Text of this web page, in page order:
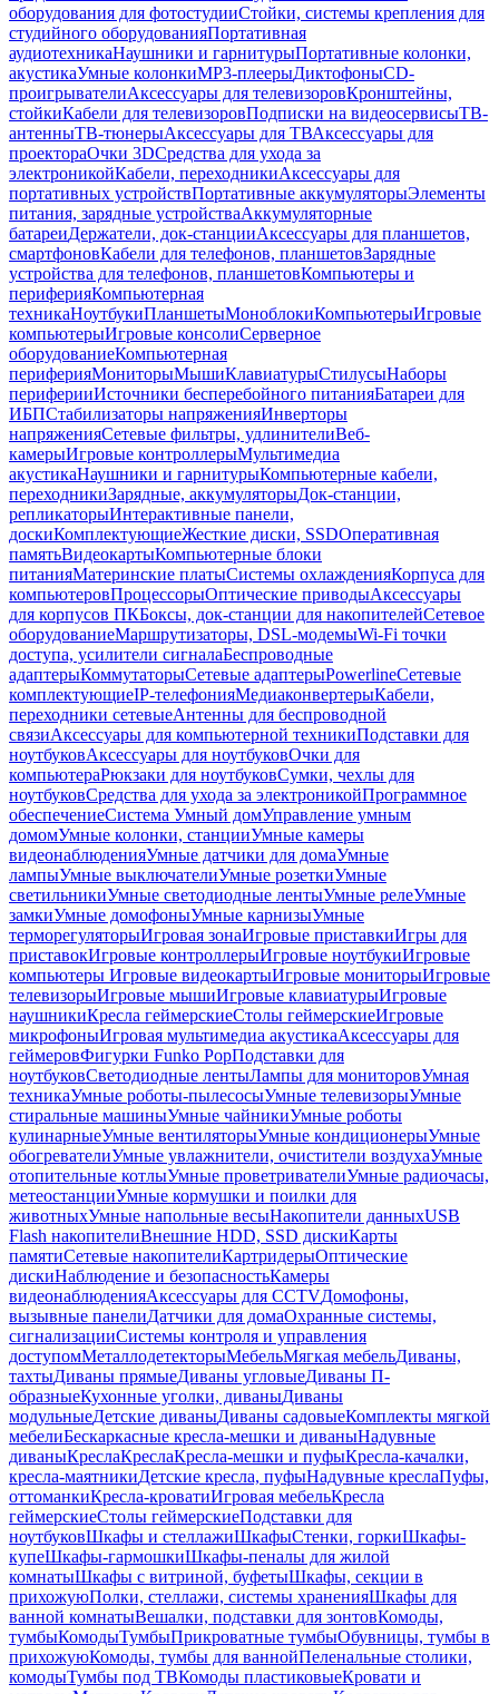
оборудования для фотостудииСтойки, системы крепления для
студийного оборудованияПортативная
аудиотехникаНаушники и гарнитурыПортативные колонки,
акустикаУмные колонкиMP3-плеерыДиктофоныCD-
проигрывателиАксессуары для телевизоровКронштейны,
стойкиКабели для телевизоровПодписки на видеосервисыТВ-
антенныТВ-тюнерыАксессуары для ТВАксессуары для
проектораОчки 3DСредства для ухода за
электроникойКабели, переходникиАксессуары для
портативных устройствПортативные аккумуляторыЭлементы
питания, зарядные устройстваАккумуляторные
батареиДержатели, док-станцииАксессуары для планшетов,
смартфоновКабели для телефонов, планшетовЗарядные
устройства для телефонов, планшетовКомпьютеры и
периферияКомпьютерная
техникаНоутбукиПланшетыМоноблокиКомпьютерыИгровые
компьютерыИгровые консолиСерверное
оборудованиеКомпьютерная
периферияМониторыМышиКлавиатурыСтилусыНаборы
периферииИсточники бесперебойного питанияБатареи для
ИБПСтабилизаторы напряженияИнверторы
напряженияСетевые фильтры, удлинителиВеб-
камерыИгровые контроллерыМультимедиа
акустикаНаушники и гарнитурыКомпьютерные кабели,
переходникиЗарядные, аккумуляторыДок-станции,
репликаторыИнтерактивные панели,
доскиКомплектующиеЖесткие диски, SSDОперативная
памятьВидеокартыКомпьютерные блоки
питанияМатеринские платыСистемы охлажденияКорпуса для
компьютеровПроцессорыОптические приводыАксессуары
для корпусов ПКБоксы, док-станции для накопителейСетевое
оборудованиеМаршрутизаторы, DSL-модемыWi-Fi точки
доступа, усилители сигналаБеспроводные
адаптерыКоммутаторыСетевые адаптерыPowerlineСетевые
комплектующиеIP-телефонияМедиаконвертерыКабели,
переходники сетевыеАнтенны для беспроводной
связиАксессуары для компьютерной техникиПодставки для
ноутбуковАксессуары для ноутбуковОчки для
компьютераРюкзаки для ноутбуковСумки, чехлы для
ноутбуковСредства для ухода за электроникойПрограммное
обеспечениеСистема Умный домУправление умным
домомУмные колонки, станцииУмные камеры
видеонаблюденияУмные датчики для домаУмные
лампыУмные выключателиУмные розеткиУмные
светильникиУмные светодиодные лентыУмные релеУмные
замкиУмные домофоныУмные карнизыУмные
терморегуляторыИгровая зонаИгровые приставкиИгры для
приставокИгровые контроллерыИгровые ноутбукиИгровые
компьютеры Игровые видеокартыИгровые мониторыИгровые
телевизорыИгровые мышиИгровые клавиатурыИгровые
наушникиКресла геймерскиеСтолы геймерскиеИгровые
микрофоныИгровая мультимедиа акустикаАксессуары для
геймеровФигурки Funko PopПодставки для
ноутбуковСветодиодные лентыЛампы для мониторовУмная
техникаУмные роботы-пылесосыУмные телевизорыУмные
стиральные машиныУмные чайникиУмные роботы
кулинарныеУмные вентиляторыУмные кондиционерыУмные
обогревателиУмные увлажнители, очистители воздухаУмные
отопительные котлыУмные проветривателиУмные радиочасы,
метеостанцииУмные кормушки и поилки для
животныхУмные напольные весыНакопители данныхUSB
Flash накопителиВнешние HDD, SSD дискиКарты
памятиСетевые накопителиКартридерыОптические
дискиНаблюдение и безопасностьКамеры
видеонаблюденияАксессуары для CCTVДомофоны,
вызывные панелиДатчики для домаОхранные системы,
сигнализацииСистемы контроля и управления
доступомМеталлодетекторыМебельМягкая мебельДиваны,
тахтыДиваны прямыеДиваны угловыеДиваны П-
образныеКухонные уголки, диваныДиваны
модульныеДетские диваныДиваны садовыеКомплекты мягкой
мебелиБескаркасные кресла-мешки и диваныНадувные
диваныКреслаКреслаКресла-мешки и пуфыКресла-качалки,
кресла-маятникиДетские кресла, пуфыНадувные креслаПуфы,
оттоманкиКресла-кроватиИгровая мебельКресла
геймерскиеСтолы геймерскиеПодставки для
ноутбуковШкафы и стеллажиШкафыСтенки, горкиШкафы-
купеШкафы-гармошкиШкафы-пеналы для жилой
комнатыШкафы с витриной, буфетыШкафы, секции в
прихожуюПолки, стеллажи, системы храненияШкафы для
ванной комнатыВешалки, подставки для зонтовКомоды,
тумбыКомодыТумбыПрикроватные тумбыОбувницы, тумбы в
прихожуюКомоды, тумбы для ваннойПеленальные столики,
комодыТумбы под ТВКомоды пластиковыеКровати и